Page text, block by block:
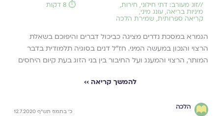
//זוג מעורב: דתי חילוני, חירות,
מיניות בריאה, עונג מיני,
קריאה ספרותית, שמירת הלכה
⏱️ 8 דקות
הגמרא במסכת נדרים מציגה כביכול דברים והיפוכם בשאלת
הרצוי והנכון במעשה המיני. חז"ל דנים בסוגיה תלמודית בדבר
המותר, הרצוי והמענג ועל החיבור בין בני הזוג בעת קיום היחסים
להמשך קריאה ››
הלכה
כ' בתמוז תש"ף 12.7.2020